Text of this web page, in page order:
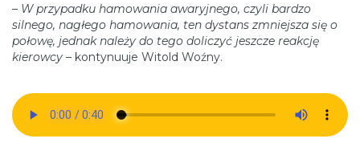
– W przypadku hamowania awaryjnego, czyli bardzo
silnego, nagłego hamowania, ten dystans zmniejsza się o
połowę, jednak należy do tego doliczyć jeszcze reakcję
kierowcy – kontynuuje Witold Woźny.